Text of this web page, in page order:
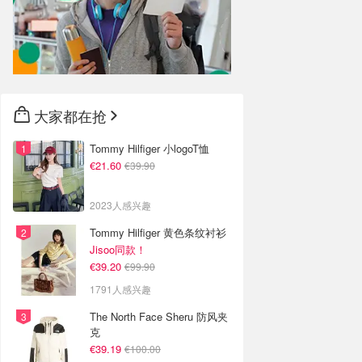
大家都在抢
Tommy Hilfiger 小logoT恤
€21.60 €39.90
2023人感兴趣
Tommy Hilfiger 黄色条纹衬衫
Jisoo同款！
€39.20 €99.90
1791人感兴趣
The North Face Sheru 防风夹
克
€39.19 €100.00